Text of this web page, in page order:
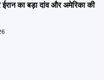
ईरान का बड़ा दांव और अमेरिका की